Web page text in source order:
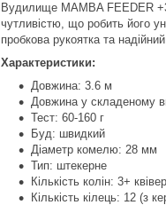
Вудилище MAMBA FEEDER +3
чутливістю, що робить його
пробкова рукоятка та
Характеристики:
Довжина: 3.6 м
Довжина у складеному
Тест: 60-160 г
Буд: швидкий
Діаметр комелю: 28 мм
Тип: штекерне
Кількість колін: 3+
Кількість кілець: 12 (з